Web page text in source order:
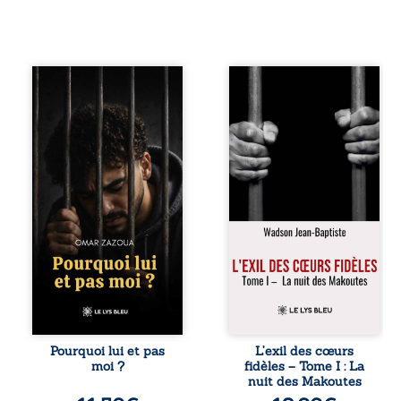
Pourquoi lui et pas
moi ? raconte le
parcours de
l’auteur marqué
par les mauvais
choix, la chute et
l’épreuve de
l’enfermement.
Mais il dévoile
également les
espoirs qui lui ont
permis de ne pas
renoncer. Au-delà
d’une histoire
témoignage
la responsabilité,
la résilience et la
possibilité de se
Pourquoi lui et pas
moi ?
« Une nuit suffit
parfois pour briser
une famille… mais
certaines fidélités
traversent les
années. » Haïti,
sous la dictature
des Duvalier. La
peur s’étend
jusque dans les
villages les plus
reculés. À Bainet,
Jean-Joël Joli
mène une
avec sa famille.
respecté, il refuse
pourtant de
fermer les yeux
sur l’injustice.
L’exil des cœurs
fidèles – Tome I : La
nuit des Makoutes